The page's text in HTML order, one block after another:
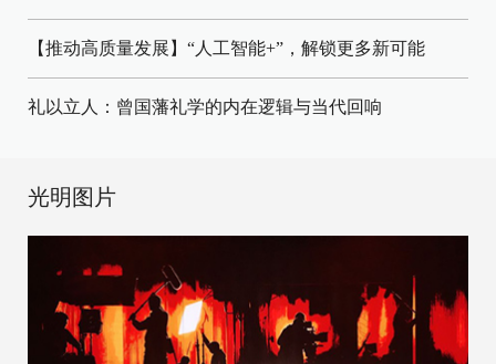
【推动高质量发展】“人工智能+”，解锁更多新可能
礼以立人：曾国藩礼学的内在逻辑与当代回响
光明图片